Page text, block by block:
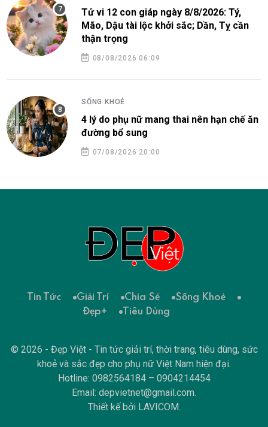
Tử vi 12 con giáp ngày 8/8/2026: Tý,
Mão, Dậu tài lộc khởi sắc; Dần, Tỵ cần
thận trọng
08/08/2026 06:09
SỐNG KHOẺ
4 lý do phụ nữ mang thai nên hạn chế ăn
đường bổ sung
07/08/2026 20:00
Tin Tức Giải Trí Chia Sẻ
Sống Khoẻ
Đẹp+
Tiêu Dùng
© 2026 - Đẹp Việt - Tin tức giải trí, thời trang, tiêu dùng, sức
khoẻ và sắc đẹp cho phụ nữ Việt Nam hiện đại.
Hotline: 0982564184 – 0904214454
Email: depvietnet@gmail.com.
Thiết kế bởi LAVICOM.